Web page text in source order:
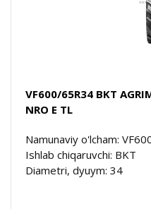
VF600/65R34 BKT
NRO E TL
Namunaviy o'lcham:
Ishlab chiqaruvchi: BKT
Diametri, dyuym: 34